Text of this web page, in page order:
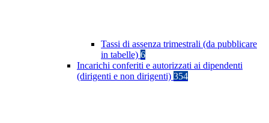
Tassi di assenza trimestrali (da pubblicare
in tabelle) 6
Incarichi conferiti e autorizzati ai dipendenti
(dirigenti e non dirigenti) 354